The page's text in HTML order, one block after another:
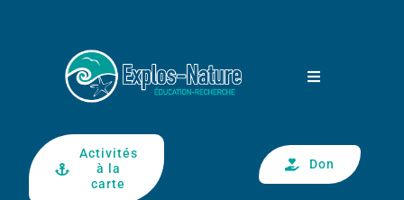
Toggle
École de la Mer
Don
Activités
à la
carte